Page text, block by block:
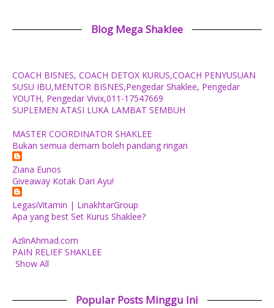
Blog Mega Shaklee
COACH BISNES, COACH DETOX KURUS,COACH PENYUSUAN
SUSU IBU,MENTOR BISNES,Pengedar Shaklee, Pengedar
YOUTH, Pengedar Vivix,011-17547669
SUPLEMEN ATASI LUKA LAMBAT SEMBUH
MASTER COORDINATOR SHAKLEE
Bukan semua demam boleh pandang ringan
Ziana Eunos
Giveaway Kotak Dari Ayu!
LegasiVitamin | LinakhtarGroup
Apa yang best Set Kurus Shaklee?
AzlinAhmad.com
PAIN RELIEF SHAKLEE
Show All
Popular Posts Minggu Ini